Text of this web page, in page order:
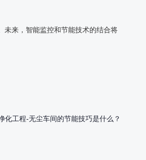
未来，智能监控和节能技术的结合将
化工程-无尘车间的节能技巧是什么？